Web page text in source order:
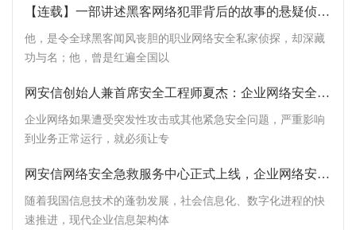
【连载】一部讲述黑客网络犯罪背后的故事的悬疑侦探小说《拿什么拯救》之三隆风云（上）
他，是令全球黑客闻风丧胆的职业网络安全私家侦探，却深藏
功与名；他，曾是红遍全国以
网安信创始人兼首席安全工程师夏杰：企业网络安全急救关键在于快速与精准
企业网络如果遭受突发性攻击或其他紧急安全问题，严重影响
到业务正常运行，就必须让专
网安信网络安全急救服务中心正式上线，企业网络安全急救服务全新体系重装上阵
随着我国信息技术的蓬勃发展，社会信息化、数字化进程的快
速推进，现代企业信息架构体